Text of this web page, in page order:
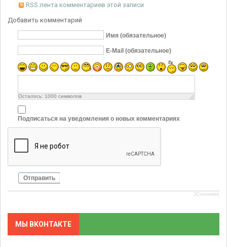
RSS лента комментариев этой записи
Добавить комментарий
Имя (обязательное)
E-Mail (обязательное)
Осталось: 1000 символов
Подписаться на уведомления о новых комментариях
Отправить
JComments
МЫ ВКОНТАКТЕ